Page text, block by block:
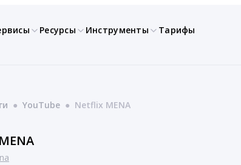
Ресурсы Инструменты Тарифы
● YouTube ● Netflix MENA